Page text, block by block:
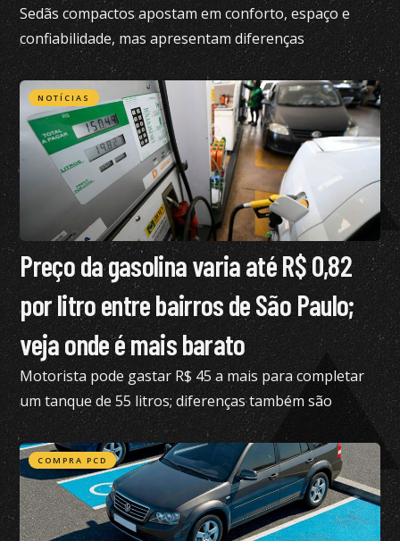
Sedãs compactos apostam em conforto, espaço e
confiabilidade, mas apresentam diferenças
importantes; confira análise
NOTÍCIAS
Preço da gasolina varia até R$ 0,82
por litro entre bairros de São Paulo;
veja onde é mais barato
Motorista pode gastar R$ 45 a mais para completar
um tanque de 55 litros; diferenças também são
expressivas no etanol e no diesel S10
COMPRA PCD